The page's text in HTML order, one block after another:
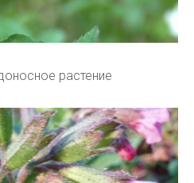
растение